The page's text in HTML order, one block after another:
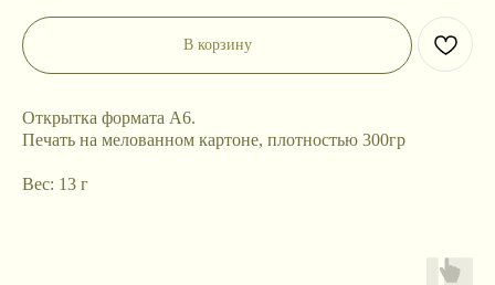
В корзину
Открытка формата А6.
Печать на мелованном картоне, плотностью 300гр
Вес: 13 г